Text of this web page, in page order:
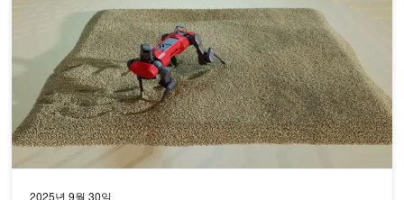
2025년 9월 30일